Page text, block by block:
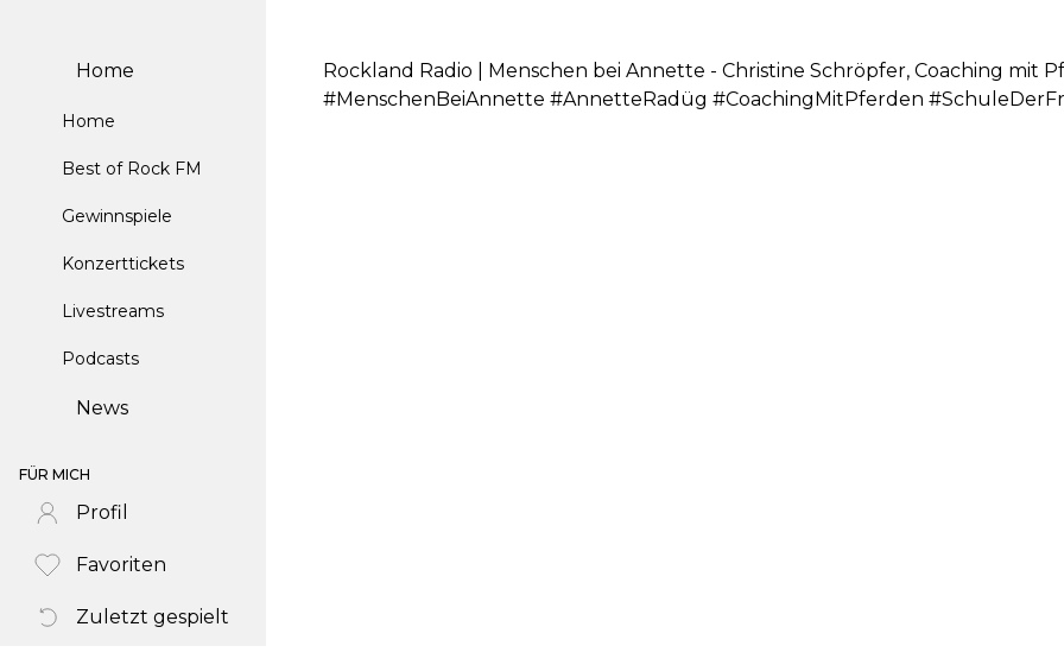
Home
Home
Best of Rock FM
Gewinnspiele
Konzerttickets
Livestreams
Podcasts
News
FÜR MICH
Profil
Favoriten
Zuletzt gespielt
Rockland Radio | Menschen bei Annette - Christine Schröpfer, Coaching mit
#MenschenBeiAnnette #AnnetteRadüg #CoachingMitPferden